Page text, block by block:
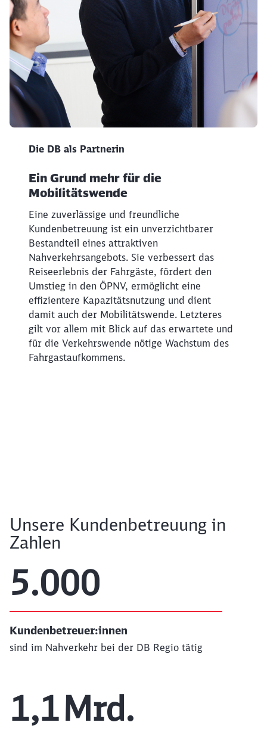
50 DB als Partnerin
Die DB als Partnerin
Ein Grund mehr für die
Mobilitätswende
Eine zuverlässige und freundliche
Kundenbetreuung ist ein unverzichtbarer
Bestandteil eines attraktiven
Nahverkehrsangebots. Sie verbessert das
Reiseerlebnis der Fahrgäste, fördert den
Umstieg in den ÖPNV, ermöglicht eine
effizientere Kapazitätsnutzung und dient
damit auch der Mobilitätswende. Letzteres
gilt vor allem mit Blick auf das erwartete und
für die Verkehrswende nötige Wachstum des
Fahrgastaufkommens.
Unsere Kundenbetreuung in
Zahlen
5.000
Kundenbetreuer:innen
sind im Nahverkehr bei der DB Regio tätig
1,1Mrd.
werden?
Abbrechen Weiter